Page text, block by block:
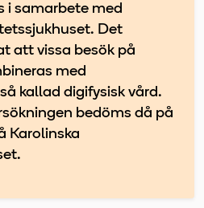
i samarbete med
Det
att vissa besök på
med
kallad digifysisk vård.
bedöms då på
Karolinska